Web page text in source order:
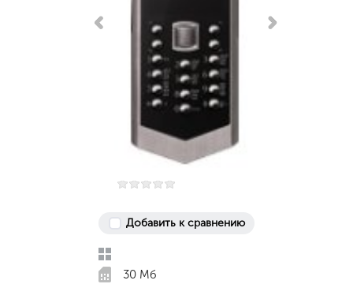
Добавить к сравнению
30 Мб